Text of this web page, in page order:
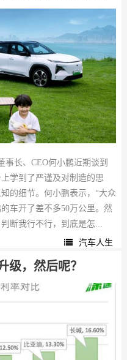
事长、CEO何小鹏近期谈到
学到了严谨及对制造的思
的细节。何小鹏表示，“大众
车开了差不多50万公里。然
断我行不行，到底是怎...
汽车人生
级，然后呢？